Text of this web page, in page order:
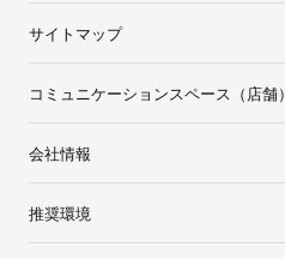
サイトマップ
コミュニケーションスペース（店舗）
会社情報
推奨環境